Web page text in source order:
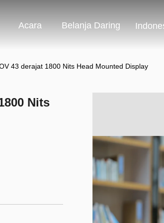
Acara Belanja Daring
43 derajat 1800 Nits Head Mounted Display
Nits